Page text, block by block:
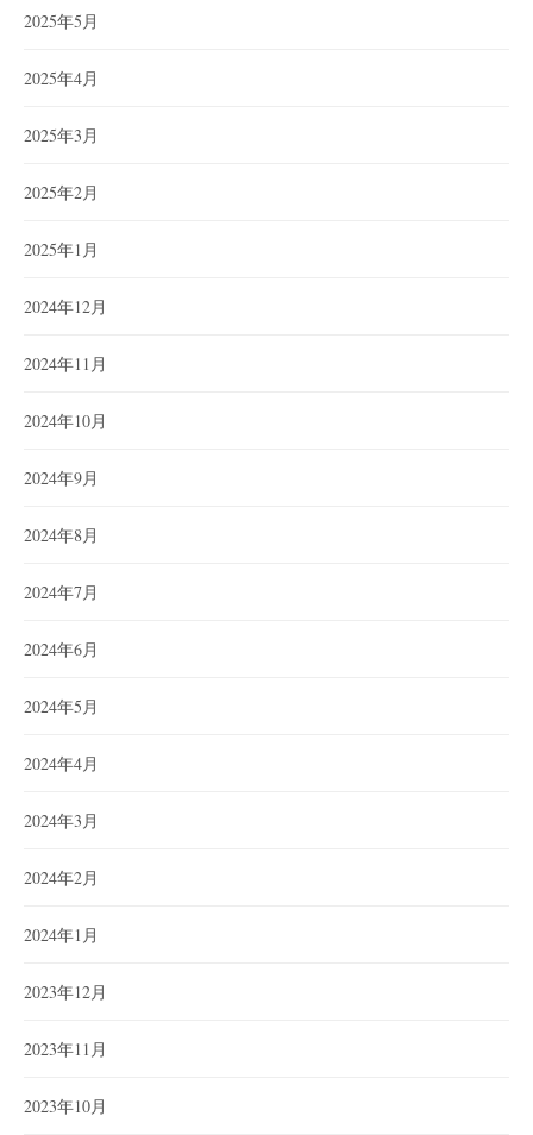
2025年5月
2025年4月
2025年3月
2025年2月
2025年1月
2024年12月
2024年11月
2024年10月
2024年9月
2024年8月
2024年7月
2024年6月
2024年5月
2024年4月
2024年3月
2024年2月
2024年1月
2023年12月
2023年11月
2023年10月